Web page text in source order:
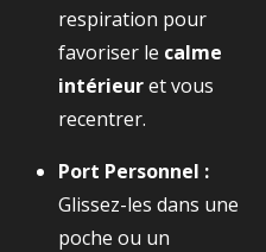
respiration pour
favoriser le calme
intérieuret vous
recentrer.
Port Personnel :
Glissez-les dans une
poche ou un